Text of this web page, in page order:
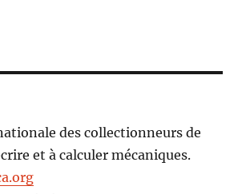
des collectionneurs de
et à calculer mécaniques.